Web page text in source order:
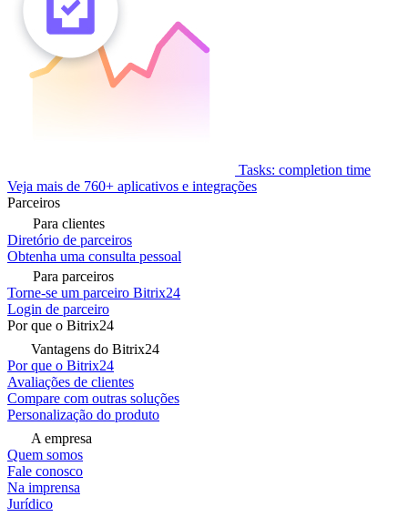
Tasks: completion time
Veja mais de 760+ aplicativos e integrações
Parceiros
Para clientes
Diretório de parceiros
Obtenha uma consulta pessoal
Para parceiros
Torne-se um parceiro Bitrix24
Login de parceiro
Por que o Bitrix24
Vantagens do Bitrix24
Por que o Bitrix24
Avaliações de clientes
Compare com outras soluções
Personalização do produto
A empresa
Quem somos
Fale conosco
Na imprensa
Jurídico